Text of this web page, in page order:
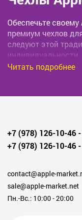
Обеспечьте
премиум чехлов
следуют этой
индивидуальности.
Точная посадка
модели,
Совместимость
устройства.
Читать подробнее
+7 (978) 126-10-46
+7 (978) 126-10-46
contact@apple-
sale@apple-market.net
Пн.-Вс.: 10:00 - 20:00